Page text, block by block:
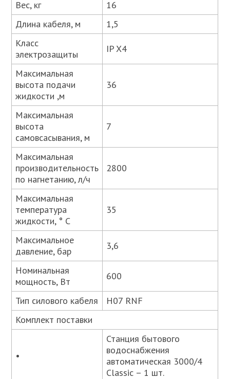
Вес, кг
16
Длина кабеля, м
1,5
Класс
электрозащиты
IP X4
Максимальная
высота подачи
жидкости ,м
36
Максимальная
высота
самовсасывания, м
7
Максимальная
производительность
по нагнетанию, л/ч
2800
Максимальная
температура
жидкости, ° C
35
Максимальное
давление, бар
3,6
Номинальная
мощность, Вт
600
Тип силового кабеля
H07 RNF
Комплект поставки
•
Станция бытового
водоснабжения
автоматическая 3000/4
Classic – 1 шт.